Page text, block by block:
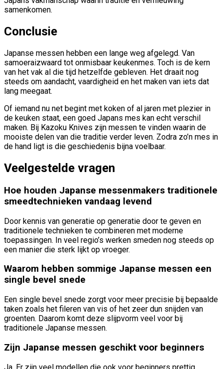
samenkomen.
Conclusie
Japanse messen hebben een lange weg afgelegd. Van
samoeraizwaard tot onmisbaar keukenmes. Toch is de kern
van het vak al die tijd hetzelfde gebleven. Het draait nog
steeds om aandacht, vaardigheid en het maken van iets dat
lang meegaat.
Of iemand nu net begint met koken of al jaren met plezier in
de keuken staat, een goed Japans mes kan echt verschil
maken. Bij Kazoku Knives zijn messen te vinden waarin de
mooiste delen van die traditie verder leven. Zodra zo’n mes in
de hand ligt is die geschiedenis bijna voelbaar.
Veelgestelde vragen
Hoe houden Japanse messenmakers traditionele
smeedtechnieken vandaag levend
Door kennis van generatie op generatie door te geven en
traditionele technieken te combineren met moderne
toepassingen. In veel regio’s werken smeden nog steeds op
een manier die sterk lijkt op vroeger.
Waarom hebben sommige Japanse messen een
single bevel snede
Een single bevel snede zorgt voor meer precisie bij bepaalde
taken zoals het fileren van vis of het zeer dun snijden van
groenten. Daarom komt deze slijpvorm veel voor bij
traditionele Japanse messen.
Zijn Japanse messen geschikt voor beginners
Ja. Er zijn veel modellen die ook voor beginners prettig